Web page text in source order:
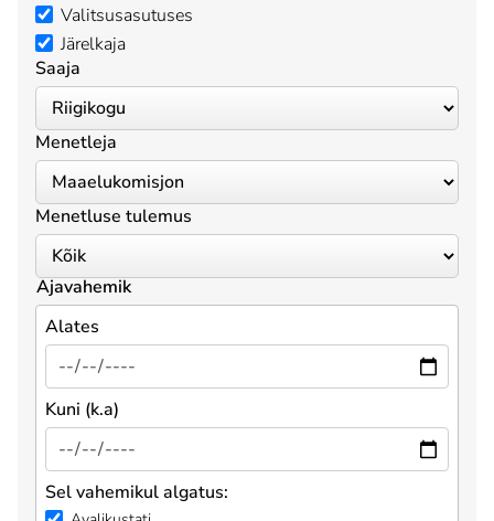
Valitsusasutuses
Järelkaja
Saaja
Menetleja
Menetluse tulemus
Ajavahemik
Alates
Kuni (k.a)
Sel vahemikul algatus: